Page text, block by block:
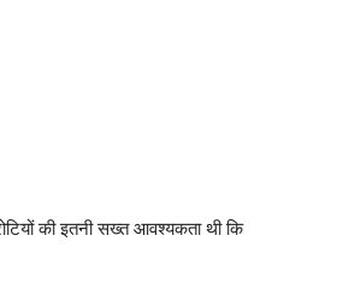
की इतनी सख्त आवश्यकता थी कि